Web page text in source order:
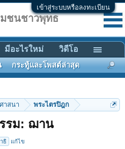
เข้าสู่ระบบหรือลงทะเบียน
าสนา พระไตรปิฎก
รม: ฌาน
ธิ แก้ไข
ชนชาวพุทธ
กระทู้และโพสต์ล่าสุด
มีอะไรใหม่ วิดีโอ